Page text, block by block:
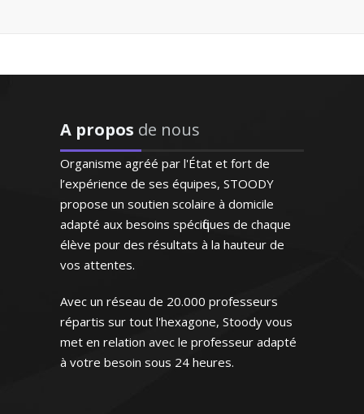
parfaitement l'espagnol
enseigner, il prépare
excellemment ses cours.
Bref un modèle"
Monsieur H.E (Marseille,
étudiant au supérieur)
cours particuliers pour tous les niveaux.
Passionné par la pédagogie, je reste à
l’écoute des demandes de chacun de
mes élèves
Monsieur Y. Arnaud - Professeur de
mathématiques - Paris
A propos de nous
Organisme agréé par l'État et fort de
l’expérience de ses équipes, STOODY
propose un soutien scolaire à domicile
adapté aux besoins spécifiques de chaque
élève pour des résultats à la hauteur de
vos attentes.
Avec un réseau de 20.000 professeurs
répartis sur tout l'hexagone, Stoody vous
met en relation avec le professeur adapté
à votre besoin sous 24 heures.